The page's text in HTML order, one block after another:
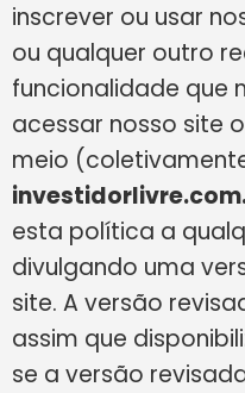
inscrever ou usar
ou qualquer outro
funcionalidade que
acessar nosso site
meio
esta política a
divulgando uma
site. A versão
assim que
se a versão